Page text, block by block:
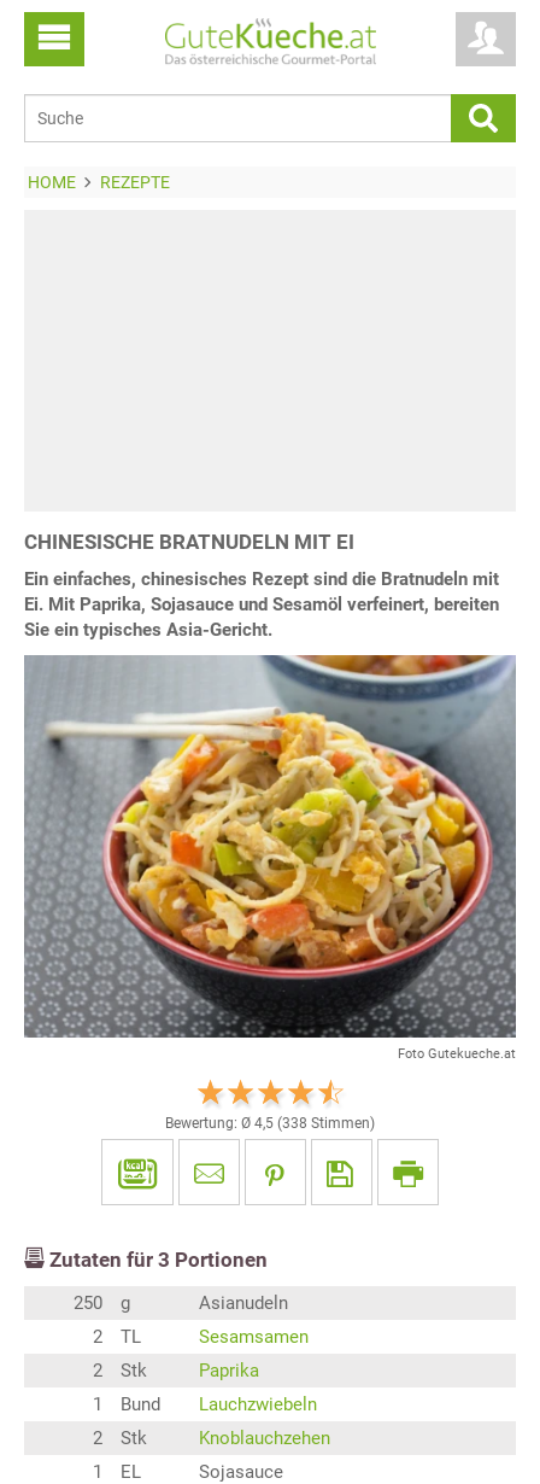
HOME REZEPTE
CHINESISCHE BRATNUDELN MIT EI
Ein einfaches, chinesisches Rezept sind die Bratnudeln mit
Ei. Mit Paprika, Sojasauce und Sesamöl verfeinert, bereiten
Sie ein typisches Asia-Gericht.
Foto Gutekueche.at
Bewertung: Ø 4,5 (338 Stimmen)
Zutaten für 3 Portionen
250 g
Asianudeln
2
TL
Sesamsamen
2
Stk
Paprika
1
Bund
Lauchzwiebeln
2
Stk
Knoblauchzehen
1
EL
Sojasauce